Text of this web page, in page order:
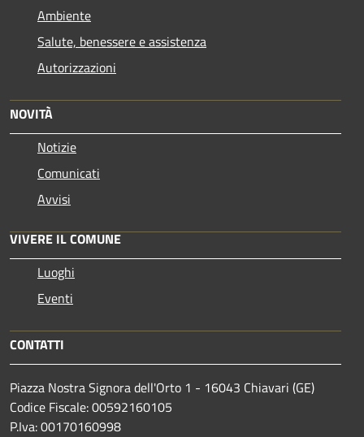
Ambiente
Salute, benessere e assistenza
Autorizzazioni
NOVITÀ
Notizie
Comunicati
Avvisi
VIVERE IL COMUNE
Luoghi
Eventi
CONTATTI
Piazza Nostra Signora dell'Orto 1 - 16043 Chiavari (GE)
Codice Fiscale: 00592160105
P.Iva: 00170160998